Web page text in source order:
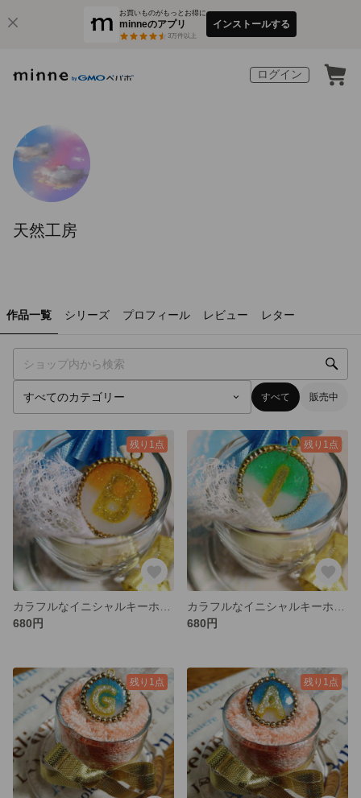
お買いものがもっとお得に
minneのアプリ
3万件以上
インストールする
ログイン
天然工房
作品一覧 シリーズ プロフィール レビュー レター
すべて 販売中
残り1点
680円
残り1点
680円
残り1点 残り1点